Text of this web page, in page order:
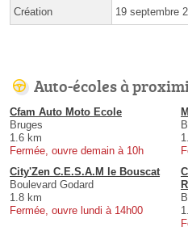
Création 19 septembre
Auto-écoles à
Cfam Auto Moto Ecole
Bruges
1.6 km
Fermée, ouvre demain à 10h
City'Zen C.E.S.A.M le Bouscat
Boulevard Godard
1.8 km
Fermée, ouvre lundi à 14h00